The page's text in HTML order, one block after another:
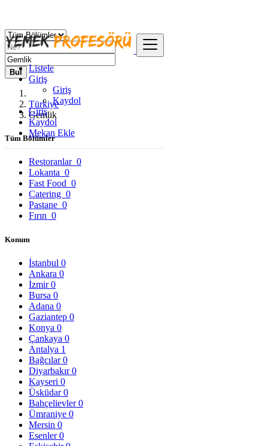
Listele
Giriş
Giriş
Kaydol
Giriş
Kaydol
Mekan Ekle
Bul
Türkiye
Gemlik
Tüm Bölümler
Restoranlar 0
Lokanta 0
Fast Food 0
Catering 0
Pastane 0
Fırın 0
Konum
İstanbul 0
Ankara 0
İzmir0
Bursa 0
Adana 0
Gaziantep 0
Konya 0
Çankaya 0
Antalya 1
Bağcılar0
Diyarbakır0
Kayseri 0
Üsküdar0
Bahçelievler0
Ümraniye 0
Mersin 0
Esenler0